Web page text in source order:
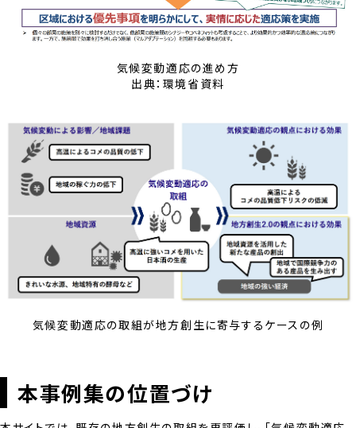
気候変動適応の進め方
出典：環境省資料
気候変動適応の取組が地方創生に寄与するケースの例
本事例集の位置づけ